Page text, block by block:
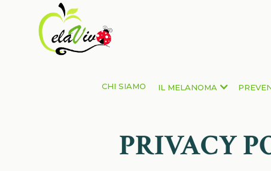
CHI SIAMO IL MELANOMA
PRIVACY